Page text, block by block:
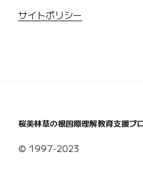
サイトポリシー
桜美林草の根国際理解教育支援プ
© 1997-2023